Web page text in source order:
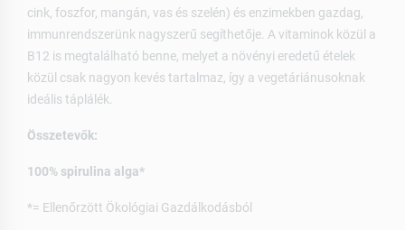
cink, foszfor, mangán, vas és szelén) és enzimekben gazdag,
immunrendszerünk nagyszerű segíthetője. A vitaminok közül a
B12 is megtalálható benne, melyet a növényi eredetű ételek
közül csak nagyon kevés tartalmaz, így a vegetáriánusoknak
ideális táplálék.
Összetevők:
100% spirulina alga*
*= Ellenőrzött Ökológiai Gazdálkodásból